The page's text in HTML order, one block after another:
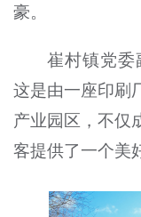
豪。
崔村镇党委
这是由一座印刷
产业园区，不仅
客提供了一个美